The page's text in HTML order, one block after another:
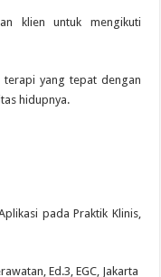
klien untuk mengikuti
terapi yang tepat dengan
hidupnya.
pada Praktik Klinis,
Ed.3, EGC, Jakarta